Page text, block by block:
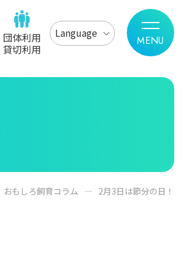
団体利用
貸切利用
Language
おもしろ飼育コラム 2月3日は節分の日！